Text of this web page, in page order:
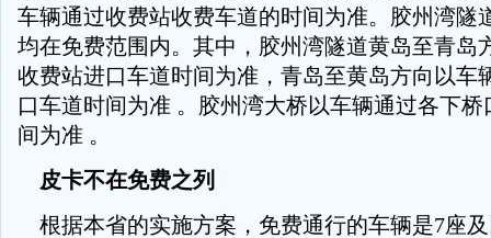
车辆通过收费站收费车道的时间为准。胶州湾隧
均在免费范围内。其中，胶州湾隧道黄岛至青岛
收费站进口车道时间为准，青岛至黄岛方向以车
口车道时间为准 。胶州湾大桥以车辆通过各下
间为准 。
皮卡不在免费之列
根据本省的实施方案，免费通行的车辆是7座